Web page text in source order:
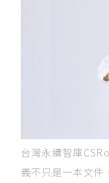
台灣永續智庫
義不只是一本文件